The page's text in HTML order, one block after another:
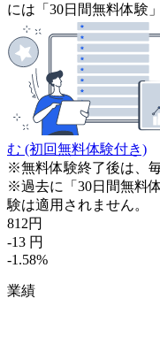
には「30日間無料体験
む (初回無料体験付き)
※無料体験終了後は、
※過去に「30日間無料
験は適用されません。
812円
-13 円
-1.58%
業績